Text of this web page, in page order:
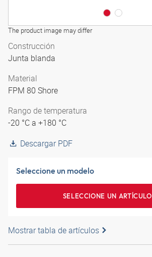
The product image may differ
Construcción
Junta blanda
Material
FPM 80 Shore
Rango de temperatura
-20 °C a +180 °C
Descargar PDF
Seleccione un modelo
SELECCIONE UN ARTÍCULO
Mostrar tabla de artículos